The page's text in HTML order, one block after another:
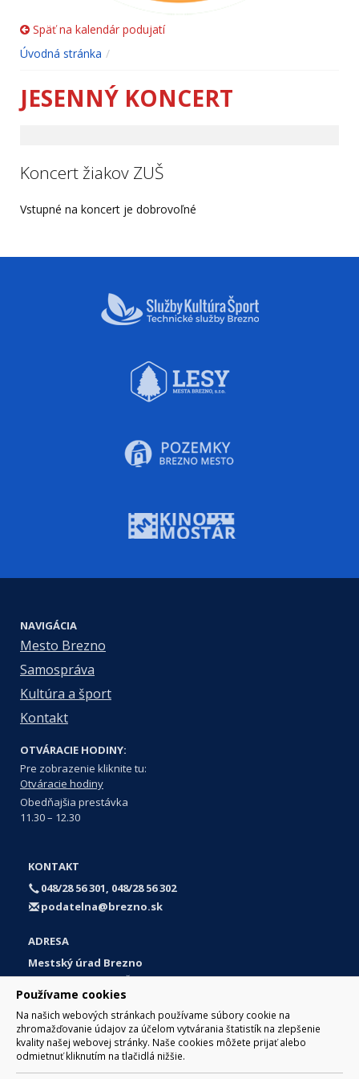
Používame cookies
Na našich webových stránkach používame súbory cookie na
zhromažďovanie údajov za účelom vytvárania štatistík na zlepšenie
kvality našej webovej stránky. Naše cookies môžete prijať alebo
odmietnuť kliknutím na tlačidlá nižšie.
Späť na kalendár podujatí
Úvodná stránka
JESENNÝ KONCERT
Koncert žiakov ZUŠ
Vstupné na koncert je dobrovoľné
NAVIGÁCIA
Mesto Brezno
Samospráva
Kultúra a šport
Kontakt
OTVÁRACIE HODINY:
Pre zobrazenie kliknite tu:
Otváracie hodiny
Obedňajšia prestávka
11.30 – 12.30
KONTAKT
048/28 56 301, 048/28 56 302
podatelna@brezno.sk
ADRESA
Mestský úrad Brezno
Námestie gen. M. R. Štefánika 1
977 01 Brezno
Slovakia (Slovak Republic)